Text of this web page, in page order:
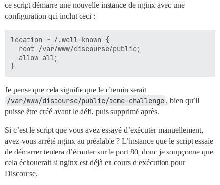
ce script démarre une nouvelle instance de nginx avec une
configuration qui inclut ceci :
location ~ /.well-known {
  root /var/www/discourse/public;
  allow all;
Je pense que cela signifie que le chemin serait
/var/www/discourse/public/acme-challenge , bien qu’il
puisse être créé avant le défi, puis supprimé après.
Si c’est le script que vous avez essayé d’exécuter manuellement,
avez-vous arrêté nginx au préalable ? L’instance que le script essaie
de démarrer tentera d’écouter sur le port 80, donc je soupçonne que
cela échouerait si nginx est déjà en cours d’exécution pour
Discourse.